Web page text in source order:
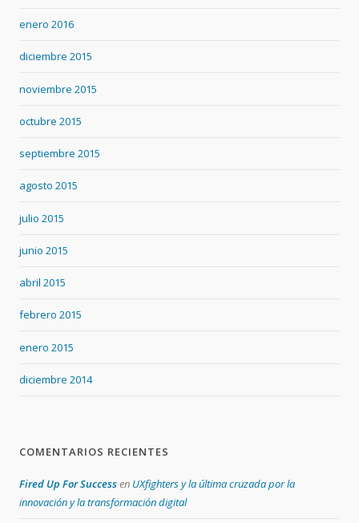
enero 2016
diciembre 2015
noviembre 2015
octubre 2015
septiembre 2015
agosto 2015
julio 2015
junio 2015
abril 2015
febrero 2015
enero 2015
diciembre 2014
COMENTARIOS RECIENTES
Fired Up For Successen UXfighters y la última cruzada por la
innovación y la transformación digital